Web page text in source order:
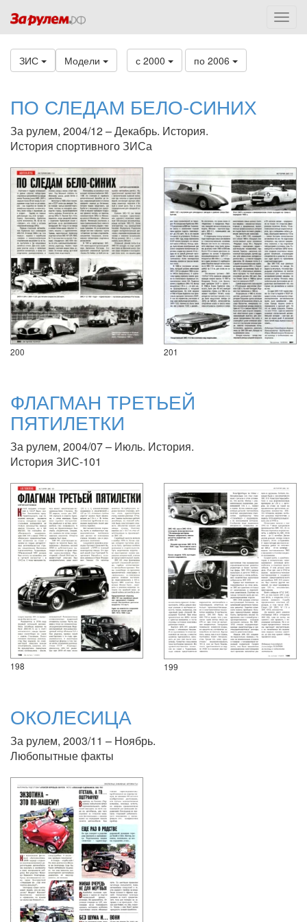
ЗИС Модели с 2000 по 2006
ПО СЛЕДАМ БЕЛО-СИНИХ
За рулем, 2004/12 – Декабрь. История.
История спортивного ЗИСа
200 201
ФЛАГМАН ТРЕТЬЕЙ
ПЯТИЛЕТКИ
За рулем, 2004/07 – Июль. История.
История ЗИС-101
198 199
ОКОЛЕСИЦА
За рулем, 2003/11 – Ноябрь.
Любопытные факты